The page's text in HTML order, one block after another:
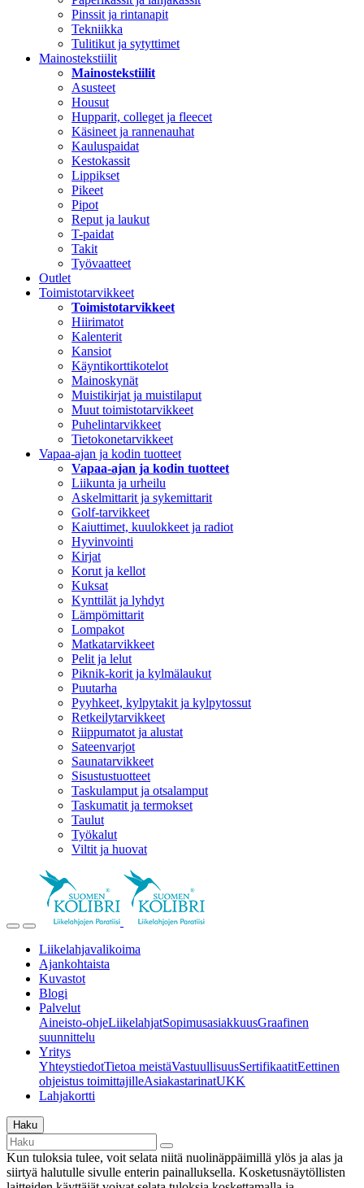
Pinssit ja rintanapit
Tekniikka
Tulitikut ja sytyttimet
Mainostekstiilit
Mainostekstiilit
Asusteet
Housut
Hupparit, colleget ja fleecet
Käsineet ja rannenauhat
Kauluspaidat
Kestokassit
Lippikset
Pikeet
Pipot
Reput ja laukut
T-paidat
Takit
Työvaatteet
Outlet
Toimistotarvikkeet
Toimistotarvikkeet
Hiirimatot
Kalenterit
Kansiot
Käyntikorttikotelot
Mainoskynät
Muistikirjat ja muistilaput
Muut toimistotarvikkeet
Puhelintarvikkeet
Tietokonetarvikkeet
Vapaa-ajan ja kodin tuotteet
Vapaa-ajan ja kodin tuotteet
Liikunta ja urheilu
Askelmittarit ja sykemittarit
Golf-tarvikkeet
Kaiuttimet, kuulokkeet ja radiot
Hyvinvointi
Kirjat
Korut ja kellot
Kuksat
Kynttilät ja lyhdyt
Lämpömittarit
Lompakot
Matkatarvikkeet
Pelit ja lelut
Piknik-korit ja kylmälaukut
Puutarha
Pyyhkeet, kylpytakit ja kylpytossut
Retkeilytarvikkeet
Riippumatot ja alustat
Sateenvarjot
Saunatarvikkeet
Sisustustuotteet
Taskulamput ja otsalamput
Taskumatit ja termokset
Taulut
Työkalut
Viltit ja huovat
Liikelahjavalikoima
Ajankohtaista
Kuvastot
Blogi
Palvelut
Aineisto-ohjeLiikelahjatSopimusasiakkuusGraafinen
suunnittelu
Yritys
YhteystiedotTietoa meistäVastuullisuusSertifikaatitEettinen
ohjeistus toimittajilleAsiakastarinatUKK
Lahjakortti
Haku
Kun tuloksia tulee, voit selata niitä nuolinäppäimillä ylös ja alas ja
siirtyä halutulle sivulle enterin painalluksella. Kosketusnäytöllisten